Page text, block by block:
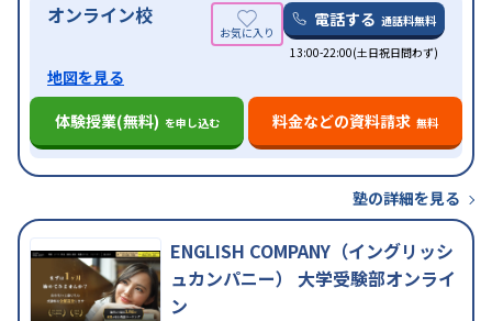
オンライン校 電話する 通話料無料
13:00-22:00(土日祝日問わず)
地図を見る
体験授業(無料) を申し込む 料金などの資料請求 無料
塾の詳細を見る
ENGLISH COMPANY（イングリッシ
ュカンパニー） 大学受験部オンライ
ン